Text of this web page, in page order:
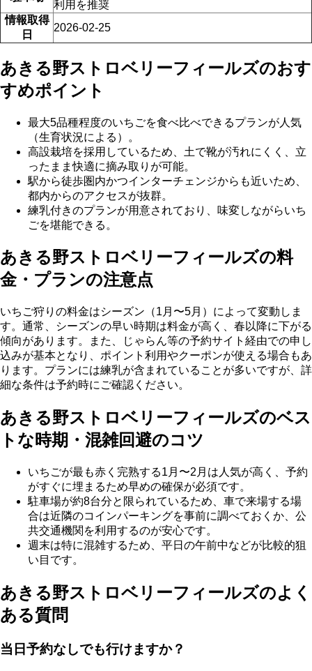
利用を推奨
情報取得
日
2026-02-25
あきる野ストロベリーフィールズのおす
すめポイント
最大5品種程度のいちごを食べ比べできるプランが人気
（生育状況による）。
高設栽培を採用しているため、土で靴が汚れにくく、立
ったまま快適に摘み取りが可能。
駅から徒歩圏内かつインターチェンジからも近いため、
都内からのアクセスが抜群。
練乳付きのプランが用意されており、味変しながらいち
ごを堪能できる。
あきる野ストロベリーフィールズの料
金・プランの注意点
いちご狩りの料金はシーズン（1月〜5月）によって変動しま
す。通常、シーズンの早い時期は料金が高く、春以降に下がる
傾向があります。また、じゃらん等の予約サイト経由での申し
込みが基本となり、ポイント利用やクーポンが使える場合もあ
ります。プランには練乳が含まれていることが多いですが、詳
細な条件は予約時にご確認ください。
あきる野ストロベリーフィールズのベス
トな時期・混雑回避のコツ
いちごが最も赤く完熟する1月〜2月は人気が高く、予約
がすぐに埋まるため早めの確保が必須です。
駐車場が約8台分と限られているため、車で来場する場
合は近隣のコインパーキングを事前に調べておくか、公
共交通機関を利用するのが安心です。
週末は特に混雑するため、平日の午前中などが比較的狙
い目です。
あきる野ストロベリーフィールズのよく
ある質問
当日予約なしでも行けますか？